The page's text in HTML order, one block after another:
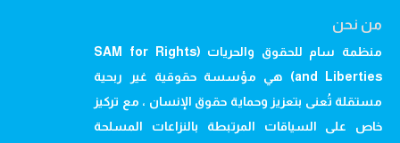
من نحن
منظمة سام للحقوق والحريات (SAM for Rights
and Liberties) هي مؤسسة حقوقية غير ربحية
مستقلة تُعنى بتعزيز وحماية حقوق الإنسان ، مع تركيز
خاص على السياقات المرتبطة بالنزاعات المسلحة